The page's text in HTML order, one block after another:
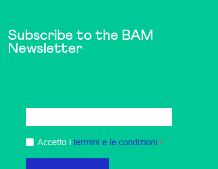
Subscribe to the BAM
Newsletter
Accetto i termini e le condizioni